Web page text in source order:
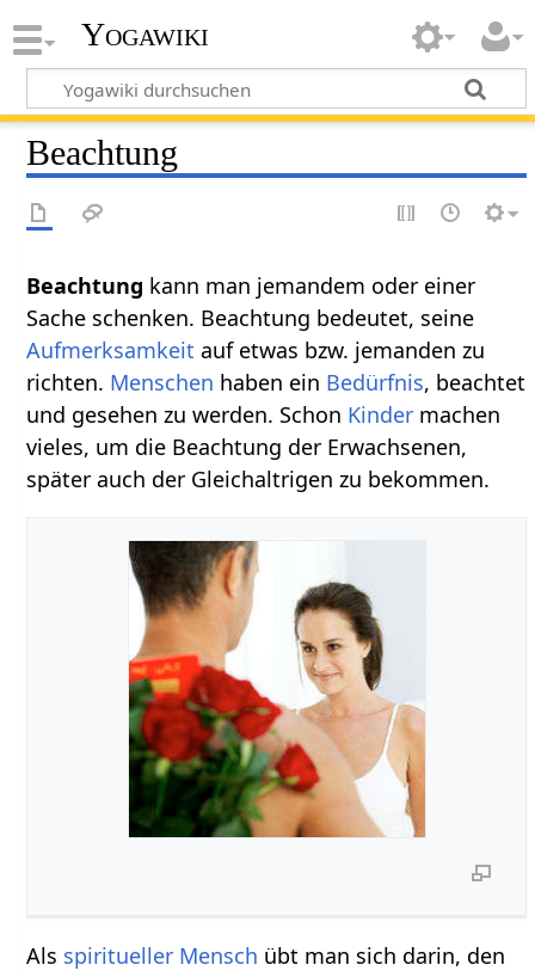
Yogawiki
Beachtung
Beachtung kann man jemandem oder einer
Sache schenken. Beachtung bedeutet, seine
Aufmerksamkeit auf etwas bzw. jemanden zu
richten. Menschen haben ein Bedürfnis, beachtet
und gesehen zu werden. Schon Kinder machen
vieles, um die Beachtung der Erwachsenen,
später auch der Gleichaltrigen zu bekommen.
Als spiritueller Mensch übt man sich darin, den